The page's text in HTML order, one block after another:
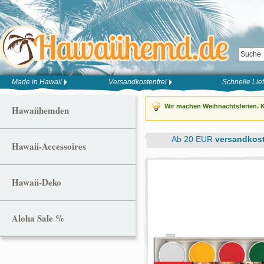
Made in Hawaii Versandkostenfrei Schnelle
Wir machen Weihnachtsferien.
Ab 20 EUR
Hawaiihemden
Hawaii-Accessoires
Hawaii-Deko
Aloha Sale %